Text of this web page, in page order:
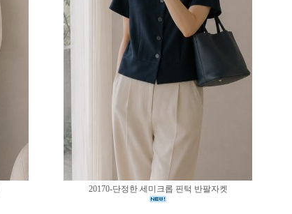
20170-단정한 세미크롭 핀턱 반팔자켓